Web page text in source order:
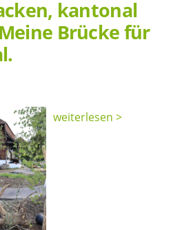
kantonal
Brücke für
weiterlesen >